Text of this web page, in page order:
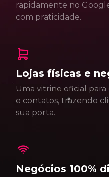
rapidamente no
com praticidade.
Lojas físicas e
Uma vitrine oficial
e contatos, trazendo
sua porta.
Negócios 100%